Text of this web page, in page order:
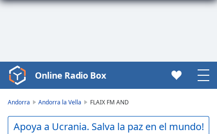
Video
Player
Play
Video
Online Radio Box
Andorra Andorra la Vella FLAIX FM AND
Apoya a Ucrania. Salva la paz en el mundo!